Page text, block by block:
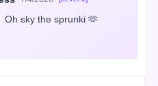
Oh sky the sprunki 🫶